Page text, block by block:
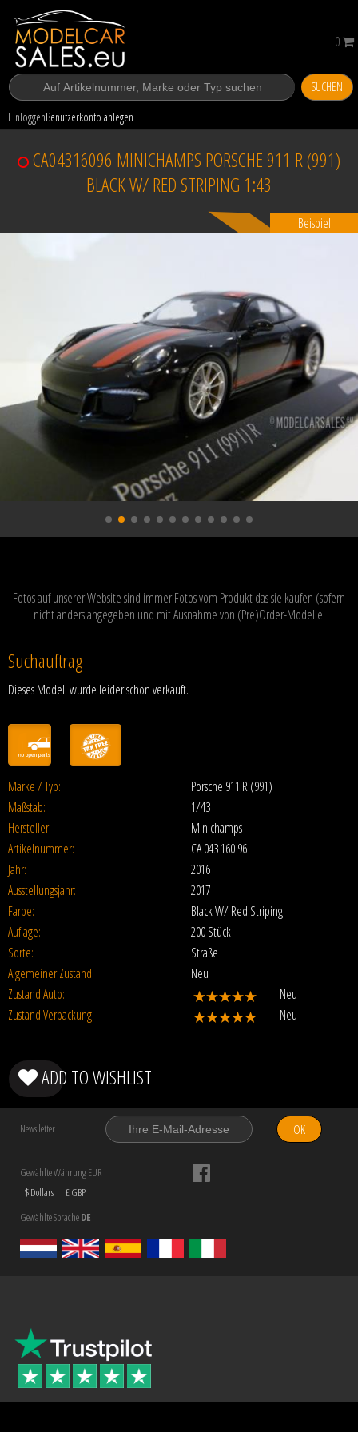
SUCHEN
EinloggenBenutzerkonto anlegen
0
CA04316096 MINICHAMPS PORSCHE 911 R (991)
BLACK W/ RED STRIPING 1:43
Beispiel
Fotos auf unserer Website sind immer Fotos vom Produkt das sie kaufen (sofern
nicht anders angegeben und mit Ausnahme von (Pre)Order-Modelle.
Suchauftrag
Dieses Modell wurde leider schon verkauft.
Marke / Typ:
Porsche 911 R (991)
Maßstab:
1/43
Hersteller:
Minichamps
Artikelnummer:
CA 043 160 96
Jahr:
2016
Ausstellungsjahr:
2017
Farbe:
Black W/ Red Striping
Auflage:
200 Stück
Sorte:
Straße
Algemeiner Zustand:
Neu
Zustand Auto:
Neu
Zustand Verpackung:
Neu
ADD TO WISHLIST
News letter OK
Gewählte Währung EUR
$ Dollars
£ GBP
Gewählte SpracheDE